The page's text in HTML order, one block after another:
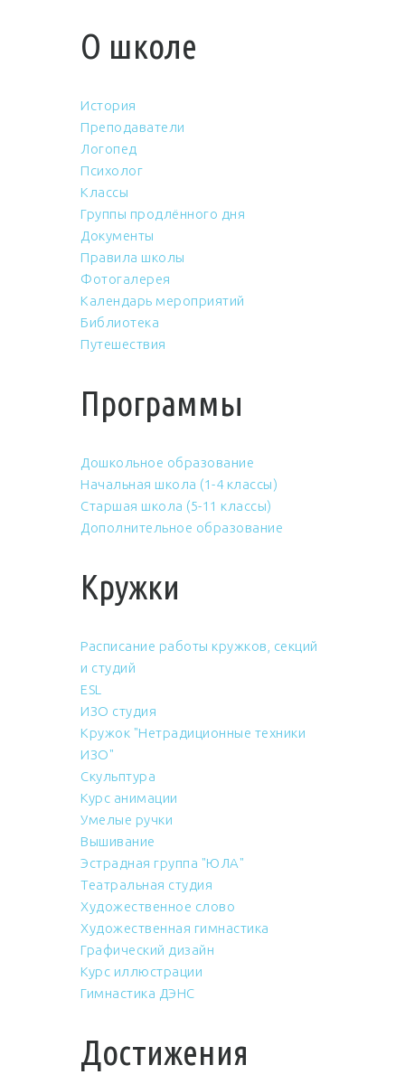
О школе
История
Преподаватели
Логопед
Психолог
Классы
Группы продлённого дня
Документы
Правила школы
Фотогалерея
Календарь мероприятий
Библиотека
Путешествия
Программы
Дошкольное образование
Начальная школа (1-4 классы)
Старшая школа (5-11 классы)
Дополнительное образование
Кружки
Расписание работы кружков, секций
и студий
ESL
ИЗО студия
Кружок "Нетрадиционные техники
ИЗО"
Скульптура
Курс анимации
Умелые ручки
Вышивание
Эстрадная группа "ЮЛА"
Театральная студия
Художественное слово
Художественная гимнастика
Графический дизайн
Курс иллюстрации
Гимнастика ДЭНС
Достижения